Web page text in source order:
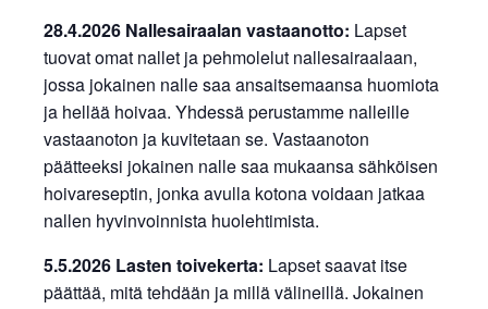
28.4.2026 Nallesairaalan vastaanotto: Lapset
tuovat omat nallet ja pehmolelut nallesairaalaan,
jossa jokainen nalle saa ansaitsemaansa huomiota
ja hellää hoivaa. Yhdessä perustamme nalleille
vastaanoton ja kuvitetaan se. Vastaanoton
päätteeksi jokainen nalle saa mukaansa sähköisen
hoivareseptin, jonka avulla kotona voidaan jatkaa
nallen hyvinvoinnista huolehtimista.
5.5.2026 Lasten toivekerta: Lapset saavat itse
päättää, mitä tehdään ja millä välineillä. Jokainen